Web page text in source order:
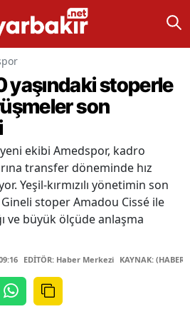
yaşındaki stoperle
son
ekibi Amedspor, kadro
transfer döneminde hız
Yeşil-kırmızılı yönetimin son
stoper Amadou Cissé ile
ve büyük ölçüde anlaşma
EDİTÖR: Haber Merkezi KAYNAK: (HABER